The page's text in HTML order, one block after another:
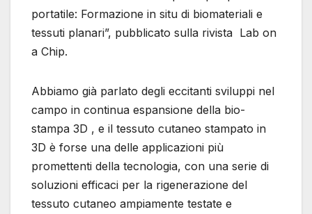
portatile: Formazione in situ di biomateriali e
tessuti planari”, pubblicato sulla rivista Lab on
a Chip.
Abbiamo già parlato degli eccitanti sviluppi nel
campo in continua espansione della bio-
stampa 3D , e il tessuto cutaneo stampato in
3D è forse una delle applicazioni più
promettenti della tecnologia, con una serie di
soluzioni efficaci per la rigenerazione del
tessuto cutaneo ampiamente testate e